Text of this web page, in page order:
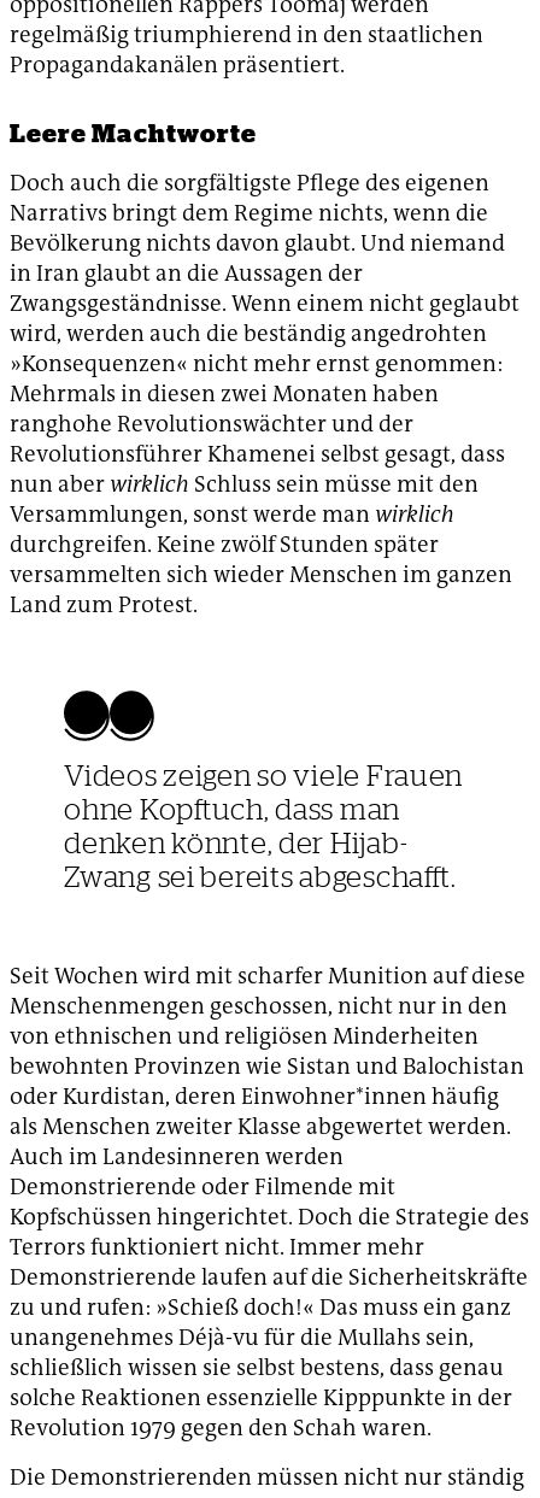
regelmäßig triumphierend in den staatlichen
Propagandakanälen präsentiert.
Leere Machtworte
Doch auch die sorgfältigste Pflege des eigenen
Narrativs bringt dem Regime nichts, wenn die
Bevölkerung nichts davon glaubt. Und niemand
in Iran glaubt an die Aussagen der
Zwangsgeständnisse. Wenn einem nicht geglaubt
wird, werden auch die beständig angedrohten
»Konsequenzen« nicht mehr ernst genommen:
Mehrmals in diesen zwei Monaten haben
ranghohe Revolutionswächter und der
Revolutionsführer Khamenei selbst gesagt, dass
nun aber wirklich Schluss sein müsse mit den
Versammlungen, sonst werde man wirklich
durchgreifen. Keine zwölf Stunden später
versammelten sich wieder Menschen im ganzen
Land zum Protest.
Videos zeigen so viele Frauen
ohne Kopftuch, dass man
denken könnte, der Hijab-
Zwang sei bereits abgeschafft.
Seit Wochen wird mit scharfer Munition auf diese
Menschenmengen geschossen, nicht nur in den
von ethnischen und religiösen Minderheiten
bewohnten Provinzen wie Sistan und Balochistan
oder Kurdistan, deren Einwohner*innen häufig
als Menschen zweiter Klasse abgewertet werden.
Auch im Landesinneren werden
Demonstrierende oder Filmende mit
Kopfschüssen hingerichtet. Doch die Strategie des
Terrors funktioniert nicht. Immer mehr
Demonstrierende laufen auf die Sicherheitskräfte
zu und rufen: »Schieß doch!« Das muss ein ganz
unangenehmes Déjà-vu für die Mullahs sein,
schließlich wissen sie selbst bestens, dass genau
solche Reaktionen essenzielle Kipppunkte in der
Revolution 1979 gegen den Schah waren.
Die Demonstrierenden müssen nicht nur ständig